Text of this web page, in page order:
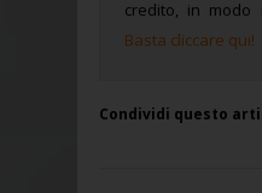
credito, in modo
Basta cliccare qui!
Condividi questo